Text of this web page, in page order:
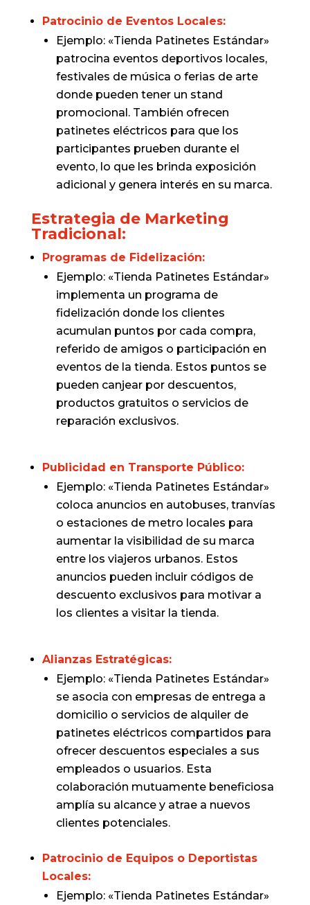
Patrocinio de Eventos Locales:
Ejemplo: «Tienda Patinetes Estándar»
patrocina eventos deportivos locales,
festivales de música o ferias de arte
donde pueden tener un stand
promocional. También ofrecen
patinetes eléctricos para que los
participantes prueben durante el
evento, lo que les brinda exposición
adicional y genera interés en su marca.
Estrategia de Marketing
Tradicional:
Programas de Fidelización:
Ejemplo: «Tienda Patinetes Estándar»
implementa un programa de
fidelización donde los clientes
acumulan puntos por cada compra,
referido de amigos o participación en
eventos de la tienda. Estos puntos se
pueden canjear por descuentos,
productos gratuitos o servicios de
reparación exclusivos.
Publicidad en Transporte Público:
Ejemplo: «Tienda Patinetes Estándar»
coloca anuncios en autobuses, tranvías
o estaciones de metro locales para
aumentar la visibilidad de su marca
entre los viajeros urbanos. Estos
anuncios pueden incluir códigos de
descuento exclusivos para motivar a
los clientes a visitar la tienda.
Alianzas Estratégicas:
Ejemplo: «Tienda Patinetes Estándar»
se asocia con empresas de entrega a
domicilio o servicios de alquiler de
patinetes eléctricos compartidos para
ofrecer descuentos especiales a sus
empleados o usuarios. Esta
colaboración mutuamente beneficiosa
amplía su alcance y atrae a nuevos
clientes potenciales.
Patrocinio de Equipos o Deportistas
Locales:
Ejemplo: «Tienda Patinetes Estándar»